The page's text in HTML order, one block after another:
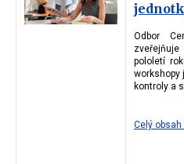
Odbor
pololetí
workshopy
kontroly a
Celý obsah